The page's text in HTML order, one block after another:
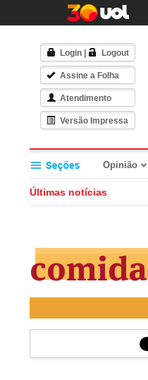
Login Logout
Assine a Folha
Atendimento
Versão Impressa
Opinião
Últimas notícias
comida